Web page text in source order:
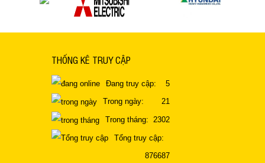
THỐNG KÊ TRUY CẬP
Đang truy cập: 5
Trong ngày: 21
Trong tháng: 2302
Tổng truy cập:
876687